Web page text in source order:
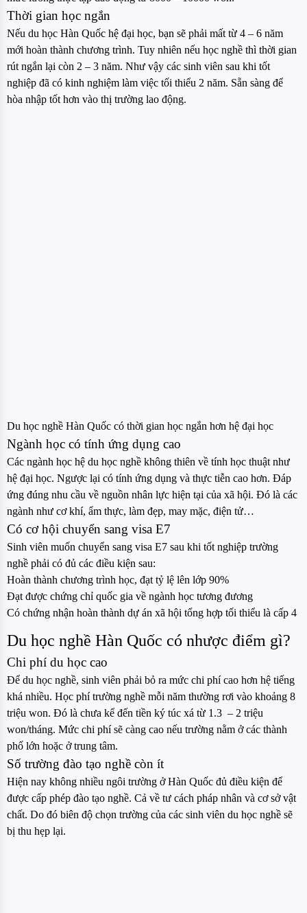
Thời gian học ngắn
Nếu du học Hàn Quốc hệ đại học, bạn sẽ phải mất từ 4 – 6 năm
mới hoàn thành chương trình. Tuy nhiên nếu học nghề thì thời gian
rút ngắn lại còn 2 – 3 năm. Như vậy các sinh viên sau khi tốt
nghiệp đã có kinh nghiệm làm việc tối thiểu 2 năm. Sẵn sàng để
hòa nhập tốt hơn vào thị trường lao động.
Du học nghề Hàn Quốc có thời gian học ngắn hơn hệ đại học
Ngành học có tính ứng dụng cao
Các ngành học hệ du học nghề không thiên về tính học thuật như
hệ đại học. Ngược lại có tính ứng dụng và thực tiễn cao hơn. Đáp
ứng đúng nhu cầu về nguồn nhân lực hiện tại của xã hội. Đó là các
ngành như cơ khí, ẩm thực, làm đẹp, may mặc, điện tử…
Có cơ hội chuyển sang visa E7
Sinh viên muốn chuyển sang visa E7 sau khi tốt nghiệp trường
nghề phải có đủ các điều kiện sau:
Hoàn thành chương trình học, đạt tỷ lệ lên lớp 90%
Đạt được chứng chỉ quốc gia về ngành học tương đương
Có chứng nhận hoàn thành dự án xã hội tổng hợp tối thiểu là cấp 4
Du học nghề Hàn Quốc có nhược điểm gì?
Chi phí du học cao
Để du học nghề, sinh viên phải bỏ ra mức chi phí cao hơn hệ tiếng
khá nhiều. Học phí trường nghề mỗi năm thường rơi vào khoảng 8
triệu won. Đó là chưa kể đến tiền ký túc xá từ 1.3 – 2 triệu
won/tháng. Mức chi phí sẽ càng cao nếu trường nằm ở các thành
phố lớn hoặc ở trung tâm.
Số trường đào tạo nghề còn ít
Hiện nay không nhiều ngôi trường ở Hàn Quốc đủ điều kiện để
được cấp phép đào tạo nghề. Cả về tư cách pháp nhân và cơ sở vật
chất. Do đó biên độ chọn trường của các sinh viên du học nghề sẽ
bị thu hẹp lại.